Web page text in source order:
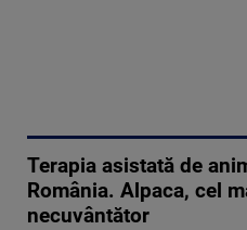
Terapia asistată de
România. Alpaca, cel
necuvântător